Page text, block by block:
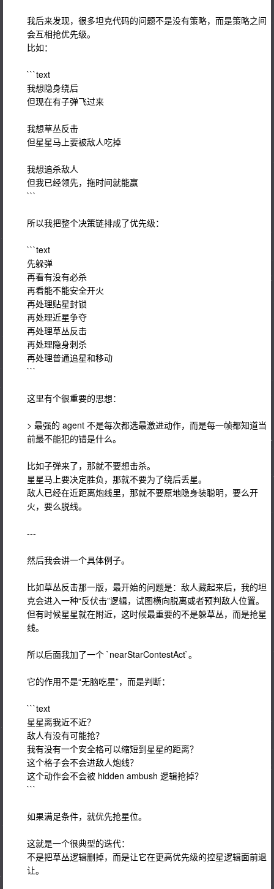
我后来发现，很多坦克代码的问题不是没有策略，而是策略之间
会互相抢优先级。
比如：
```text
我想隐身绕后
但现在有子弹飞过来
我想草丛反击
但星星马上要被敌人吃掉
我想追杀敌人
但我已经领先，拖时间就能赢
```
所以我把整个决策链排成了优先级：
```text
先躲弹
再看有没有必杀
再看能不能安全开火
再处理贴星封锁
再处理近星争夺
再处理草丛反击
再处理隐身刺杀
再处理普通追星和移动
```
这里有个很重要的思想：
> 最强的 agent 不是每次都选最激进动作，而是每一帧都知道当
前最不能犯的错是什么。
比如子弹来了，那就不要想击杀。
星星马上要决定胜负，那就不要为了绕后丢星。
敌人已经在近距离炮线里，那就不要原地隐身装聪明，要么开
火，要么脱线。
---
然后我会讲一个具体例子。
比如草丛反击那一版，最开始的问题是：敌人藏起来后，我的坦
克会进入一种“反伏击”逻辑，试图横向脱离或者预判敌人位置。
但有时候星星就在附近，这时候最重要的不是躲草丛，而是抢星
线。
所以后面我加了一个 `nearStarContestAct`。
它的作用不是“无脑吃星”，而是判断：
```text
星星离我近不近？
敌人有没有可能抢？
我有没有一个安全格可以缩短到星星的距离？
这个格子会不会进敌人炮线？
这个动作会不会被 hidden ambush 逻辑抢掉？
```
如果满足条件，就优先抢星位。
这就是一个很典型的迭代：
不是把草丛逻辑删掉，而是让它在更高优先级的控星逻辑面前退
让。